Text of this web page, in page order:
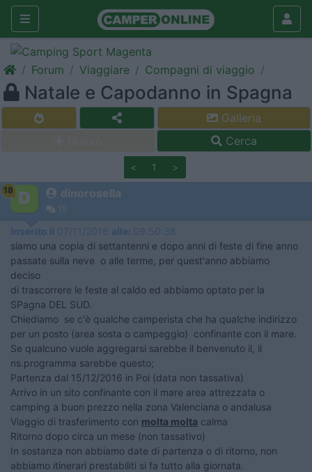
Forum Viaggiare Compagni di viaggio
Natale e Capodanno in Spagna
Galleria
Cerca
< 1 >
18 dinorosella
15
Inserito il 07/11/2016 alle: 09:50:38
siamo una copia di settantenni e dopo anni di feste di fine anno
passate sulla neve o alle terme, per quest'anno abbiamo
deciso
di trascorrere le feste al caldo ed abbiamo optato per la
SPagna DEL SUD.
Chiediamo se c'è qualche camperista che ha qualche indirizzo
per un posto (area sosta o campeggio) confinante con il mare.
Se qualcuno vuole aggregarsi sarebbe il benvenuto il, il
ns.programma sarebbe questo;
Partenza dal 15/12/2016 in Poi (data non tassativa)
Arrivo in un sito confinante con il mare area attrezzata o
camping a buon prezzo nella zona Valenciana o andalusa
Viaggio di trasferimento con molta molta calma
Ritorno dopo circa un mese (non tassativo)
In sostanza non abbiamo date di partenza o di ritorno, non
abbiamo itinerari prestabiliti si fa tutto alla giornata.